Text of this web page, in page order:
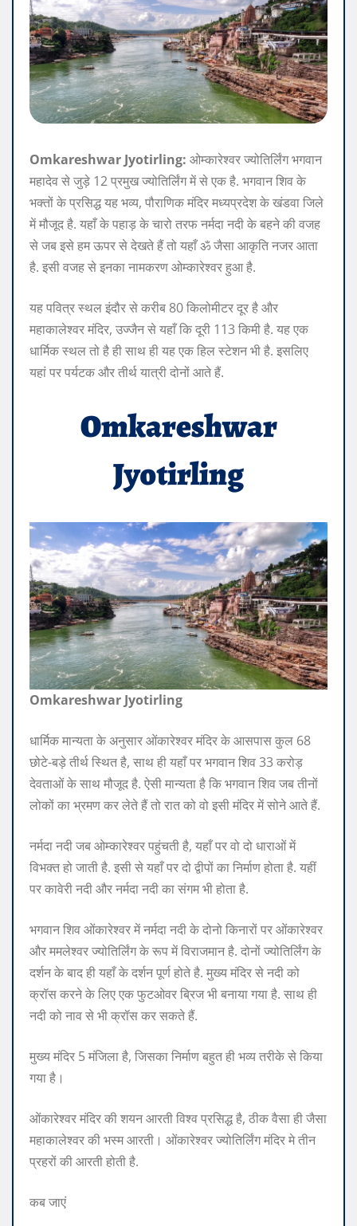
Omkareshwar Jyotirling: ओम्कारेश्वर ज्योतिर्लिंग भगवान
महादेव से जुड़े 12 प्रमुख ज्योतिर्लिंग में से एक है. भगवान शिव के
भक्तों के प्रसिद्ध यह भव्य, पौराणिक मंदिर मध्यप्रदेश के खंडवा जिले
में मौजूद है. यहाँ के पहाड़ के चारो तरफ नर्मदा नदी के बहने की वजह
से जब इसे हम ऊपर से देखते हैं तो यहाँ ॐ जैसा आकृति नजर आता
है. इसी वजह से इनका नामकरण ओम्कारेश्वर हुआ है.
यह पवित्र स्थल इंदौर से करीब 80 किलोमीटर दूर है और
महाकालेश्वर मंदिर, उज्जैन से यहाँ कि दूरी 113 किमी है. यह एक
धार्मिक स्थल तो है ही साथ ही यह एक हिल स्टेशन भी है. इसलिए
यहां पर पर्यटक और तीर्थ यात्री दोनों आते हैं.
Omkareshwar
Jyotirling
Omkareshwar Jyotirling
धार्मिक मान्यता के अनुसार ओंकारेश्वर मंदिर के आसपास कुल 68
छोटे-बड़े तीर्थ स्थित है, साथ ही यहाँ पर भगवान शिव 33 करोड़
देवताओं के साथ मौजूद है. ऐसी मान्यता है कि भगवान शिव जब तीनों
लोकों का भ्रमण कर लेते हैं तो रात को वो इसी मंदिर में सोने आते हैं.
नर्मदा नदी जब ओम्कारेश्वर पहुंचती है, यहाँ पर वो दो धाराओं में
विभक्त हो जाती है. इसी से यहाँ पर दो द्वीपों का निर्माण होता है. यहीं
पर कावेरी नदी और नर्मदा नदी का संगम भी होता है.
भगवान शिव ओंकारेश्वर में नर्मदा नदी के दोनो किनारों पर ओंकारेश्वर
और ममलेश्वर ज्योतिर्लिंग के रूप में विराजमान है. दोनों ज्योतिर्लिंग के
दर्शन के बाद ही यहाँ के दर्शन पूर्ण होते है. मुख्य मंदिर से नदी को
क्रॉस करने के लिए एक फुटओवर ब्रिज भी बनाया गया है. साथ ही
नदी को नाव से भी क्रॉस कर सकते हैं.
मुख्य मंदिर 5 मंजिला है, जिसका निर्माण बहुत ही भव्य तरीके से किया
गया है।
ओंकारेश्वर मंदिर की शयन आरती विश्व प्रसिद्ध है, ठीक वैसा ही जैसा
महाकालेश्वर की भस्म आरती। ओंकारेश्वर ज्योतिर्लिंग मंदिर मे तीन
प्रहरों की आरती होती है.
कब जाएं